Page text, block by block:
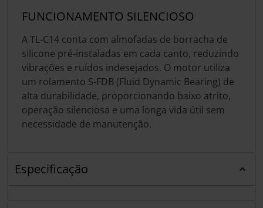
FUNCIONAMENTO SILENCIOSO
A TL-C14 conta com almofadas de borracha de
silicone pré-instaladas em cada canto, reduzindo
vibrações e ruídos indesejados. O motor utiliza
um rolamento S-FDB (Fluid Dynamic Bearing) de
alta durabilidade, proporcionando baixo atrito,
operação silenciosa e uma longa vida útil sem
necessidade de manutenção.
Especificação